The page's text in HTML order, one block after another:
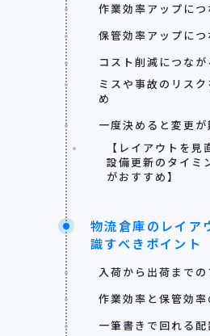
作業効率アップにつ
保管効率アップにつ
コスト削減につなが
ミスや事故のリス
め
一度決めると変更が
【レイアウトを見
設備更新のタイミ
がおすすめ】
物流倉庫のレイア
識すべきポイント
入荷から出荷までの
作業効率と保管効率
一筆書きで回れる配